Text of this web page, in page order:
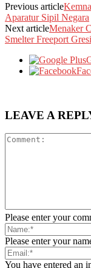
Previous article
Aparatur Sipil Negara
Next articleMenaker
Smelter Freeport
LEAVE A
Please enter your
Please enter your
You have entered an